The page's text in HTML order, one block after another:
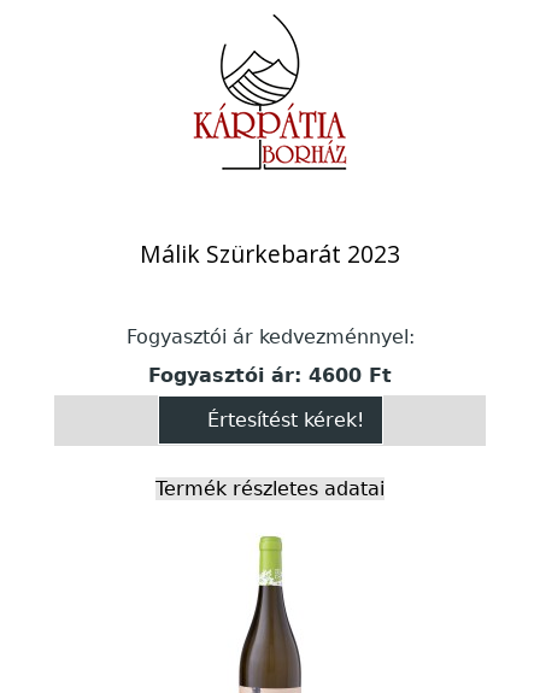
Málik Szürkebarát 2023
Fogyasztói ár kedvezménnyel:
Fogyasztói ár: 4600 Ft
Értesítést kérek!
Termék részletes adatai